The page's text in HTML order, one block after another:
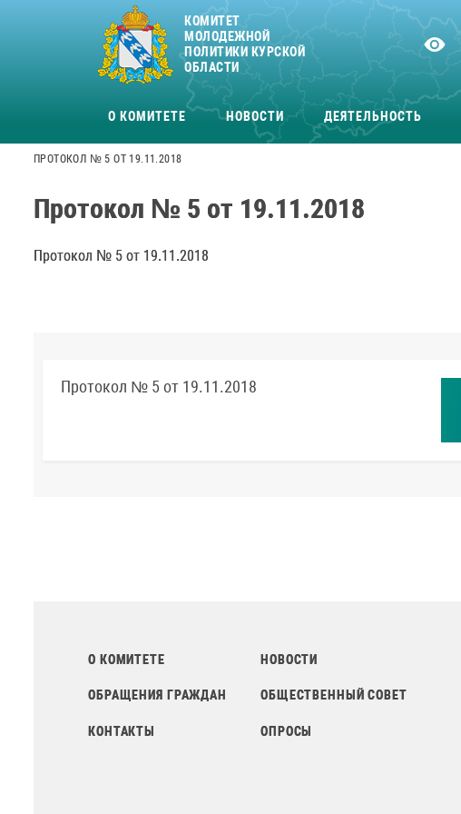
КОМИТЕТ
МОЛОДЕЖНОЙ
ПОЛИТИКИ КУРСКОЙ
ОБЛАСТИ
О КОМИТЕТЕ НОВОСТИ ДЕЯТЕЛЬНОСТЬ
ПРОТОКОЛ № 5 ОТ 19.11.2018
Протокол № 5 от 19.11.2018
Протокол № 5 от 19.11.2018
Протокол № 5 от 19.11.2018
О КОМИТЕТЕ НОВОСТИ
ОБРАЩЕНИЯ ГРАЖДАН ОБЩЕСТВЕННЫЙ СОВЕТ
КОНТАКТЫ ОПРОСЫ